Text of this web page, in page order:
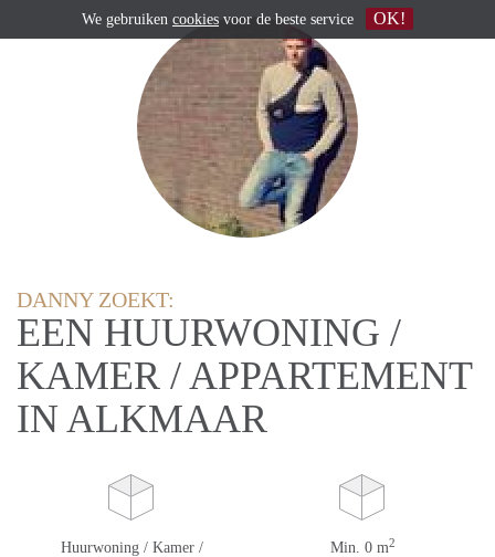
DANNY ZOEKT:
EEN HUURWONING /
KAMER / APPARTEMENT
IN ALKMAAR
Huurwoning / Kamer /
Min. 0 m2
We gebruiken cookies voor de beste service OK!